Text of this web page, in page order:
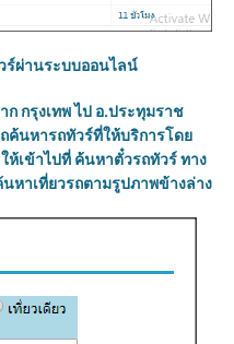
ร์ผ่านระบบออนไลน์
ก กรุงเทพ ไป อ.ประทุมราช
ค้นหารถทัวร์ที่ให้บริการโดย
ให้เข้าไปที่ ค้นหาตั๋วรถทัวร์ ทาง
หาเที่ยวรถตามรูปภาพข้างล่าง